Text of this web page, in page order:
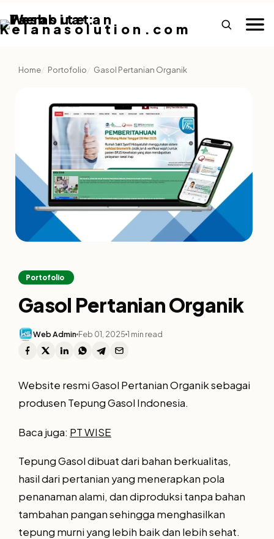
Home Portofolio Gasol Pertanian Organik
Portofolio
Gasol Pertanian Organik
Web Admin Feb 01, 2025 1 min read
Website resmi Gasol Pertanian Organik sebagai
produsen Tepung Gasol Indonesia.
Baca juga: PT WISE
Tepung Gasol dibuat dari bahan berkualitas,
hasil dari pertanian yang menerapkan pola
penanaman alami, dan diproduksi tanpa bahan
tambahan pangan sehingga menghasilkan
tepung murni yang lebih baik dan lebih sehat.